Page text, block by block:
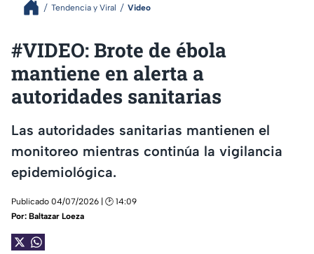
Tendencia y Viral Video
#VIDEO: Brote de ébola
mantiene en alerta a
autoridades sanitarias
Las autoridades sanitarias mantienen el
monitoreo mientras continúa la vigilancia
epidemiológica.
Publicado 04/07/2026 | 🕑 14:09
Por: Baltazar Loeza